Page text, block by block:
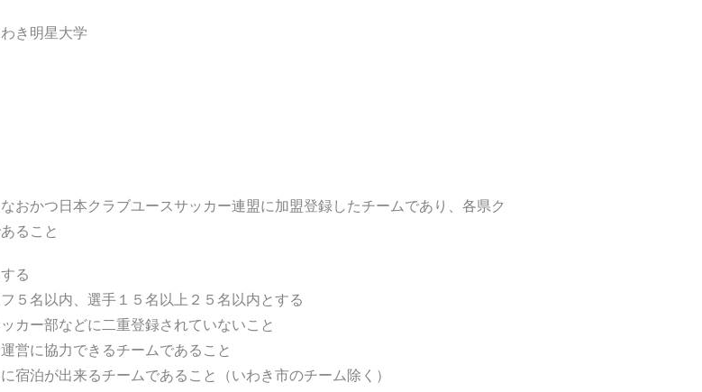
き明星大学
おかつ日本クラブユースサッカー連盟に加盟登録したチームであり、各県ク
ること
る
５名以内、選手１５名以上２５名以内とする
カー部などに二重登録されていないこと
営に協力できるチームであること
泊が出来るチームであること（いわき市のチーム除く）